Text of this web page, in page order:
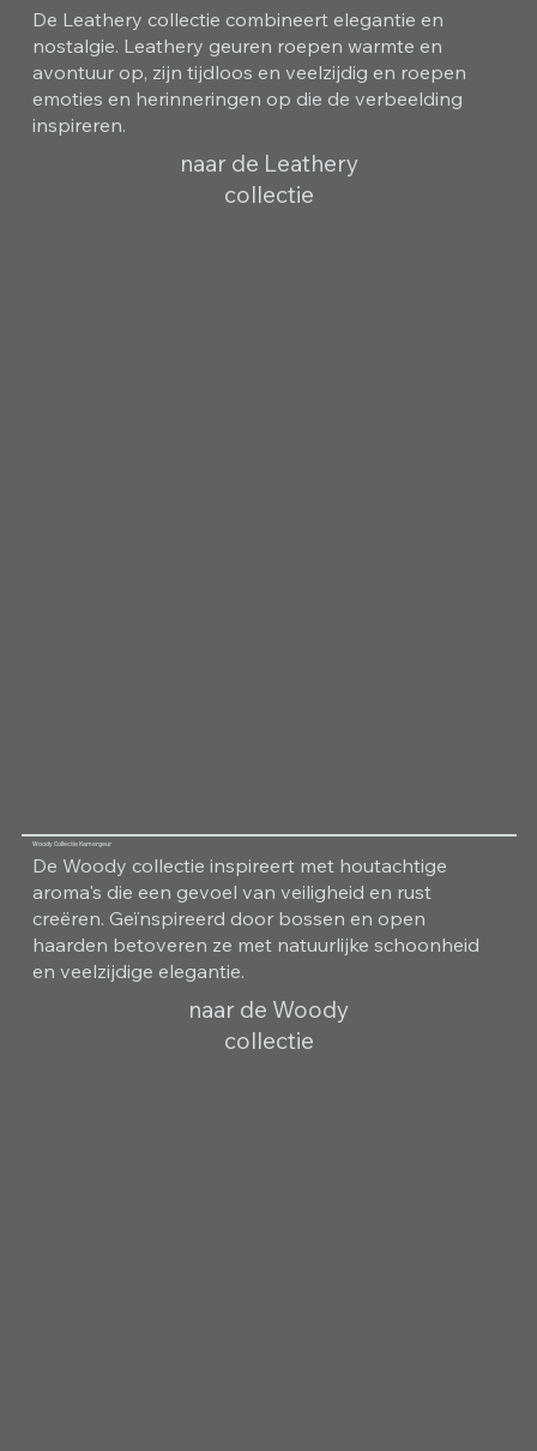
De Leathery collectie combineert elegantie en
nostalgie. Leathery geuren roepen warmte en
avontuur op, zijn tijdloos en veelzijdig en roepen
emoties en herinneringen op die de verbeelding
inspireren.
naar de Leathery
collectie
Woody Collectie Kamergeur
De Woody collectie inspireert met houtachtige
aroma's die een gevoel van veiligheid en rust
creëren. Geïnspireerd door bossen en open
haarden betoveren ze met natuurlijke schoonheid
en veelzijdige elegantie.
naar de Woody
collectie